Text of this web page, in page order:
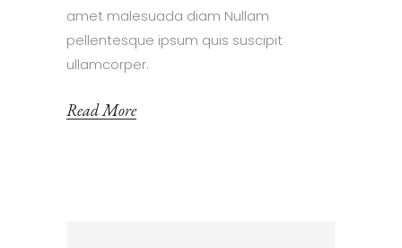
amet malesuada diam Nullam
pellentesque ipsum quis suscipit
ullamcorper.
Read More